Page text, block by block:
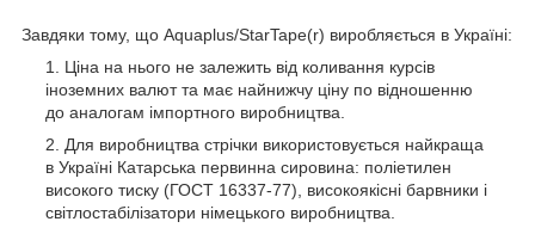
Завдяки тому, що Aquaplus/StarTape(r) виробляється в Україні:
Ціна на нього не залежить від коливання курсів
іноземних валют та має найнижчу ціну по відношенню
до аналогам імпортного виробництва.
Для виробництва стрічки використовується найкраща
в Україні Катарська первинна сировина: поліетилен
високого тиску (ГОСТ 16337-77), високоякісні барвники і
світлостабілізатори німецького виробництва.